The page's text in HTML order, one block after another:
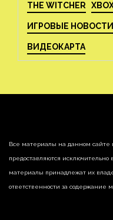
THE WITCHER
ИГРОВЫЕ НОВОСТИ
ВИДЕОКАРТА
Все материалы на данном сайте
предоставляются
материалы принадлежат их
ответственности за содержание